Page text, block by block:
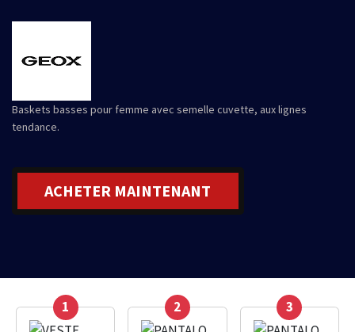
Baskets basses pour femme avec semelle cuvette, aux lignes
tendance.
ACHETER MAINTENANT
1 2 3